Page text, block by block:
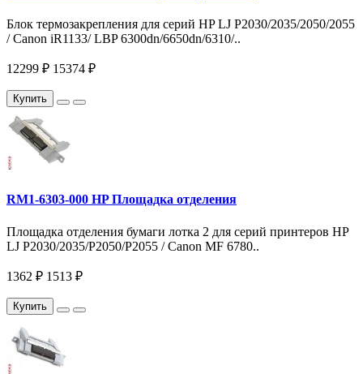
Блок термозакрепления для серий HP LJ P2030/2035/2050/2055
/ Canon iR1133/ LBP 6300dn/6650dn/6310/..
12299 ₽ 15374 ₽
Купить
RM1-6303-000 HP Площадка отделения
Площадка отделения бумаги лотка 2 для серий принтеров HP
LJ P2030/2035/P2050/P2055 / Canon MF 6780..
1362 ₽ 1513 ₽
Купить